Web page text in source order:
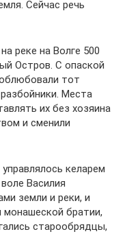
Сейчас речь
реке на Волге 500
Остров. С опаской
тот
Места
их без хозяина
и сменили
келарем
Василия
земли и реки, и
монашеской братии,
старообрядцы,